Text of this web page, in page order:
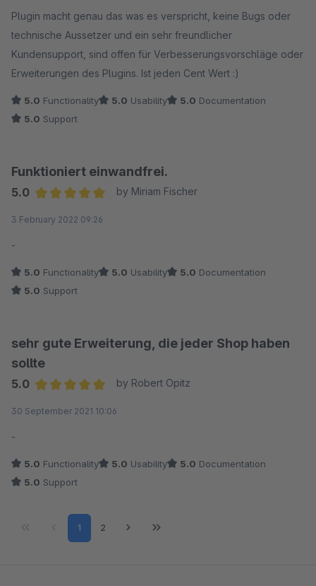
Plugin macht genau das was es verspricht, keine Bugs oder
technische Aussetzer und ein sehr freundlicher
Kundensupport, sind offen für Verbesserungsvorschläge oder
Erweiterungen des Plugins. Ist jeden Cent Wert :)
5.0 Functionality 5.0 Usability 5.0 Documentation
5.0 Support
Funktioniert einwandfrei.
5.0
by Miriam Fischer
3 February 2022 09:26
-
5.0 Functionality 5.0 Usability 5.0 Documentation
5.0 Support
sehr gute Erweiterung, die jeder Shop haben
sollte
5.0
by Robert Opitz
30 September 2021 10:06
-
5.0 Functionality 5.0 Usability 5.0 Documentation
5.0 Support
Page
1 Page
2